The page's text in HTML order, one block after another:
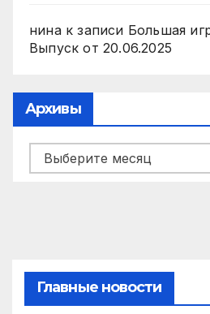
нинак записи Большая
Выпуск от 20.06.2025
Архивы
Архивы
Главные новости